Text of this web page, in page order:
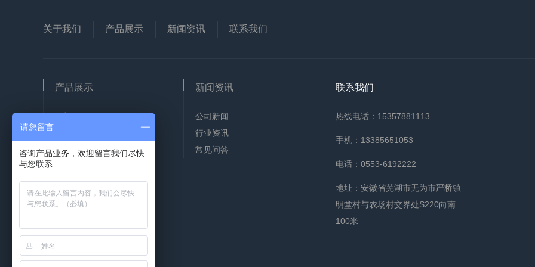
关于我们 产品展示 新闻资讯 联系我们
产品展示
有机肥
花卉有机肥
生物腐植酸有机肥
米公米大米
新闻资讯
公司新闻
行业资讯
常见问答
联系我们
热线电话：15357881113
手机：13385651053
电话：0553-6192222
地址：安徽省芜湖市无为市严桥镇
明堂村与农场村交界处S220向南
100米
请您留言
咨询产品业务，欢迎留言我们尽快
与您联系